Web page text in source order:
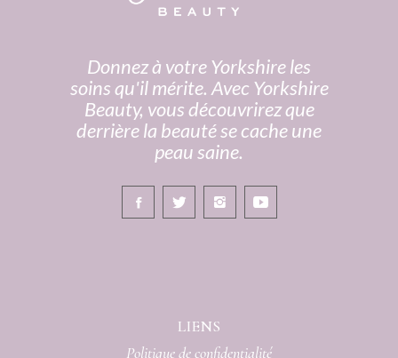
Donnez à votre Yorkshire les
soins qu'il mérite. Avec Yorkshire
Beauty, vous découvrirez que
derrière la beauté se cache une
peau saine.
LIENS
Politique de confidentialité